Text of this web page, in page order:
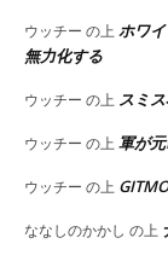
ウッチー の上ホワ
無力化する
ウッチー の上 スミ
ウッチー の上軍が
ウッチー の上
ななしのかかし の上